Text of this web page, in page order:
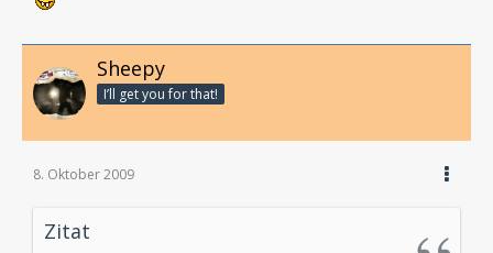
Sheepy
I’ll get you for that!
8. Oktober 2009
Zitat